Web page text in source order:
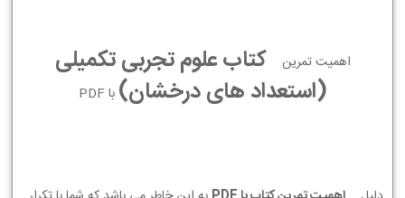
اهمیت تمرین
کتاب علوم تجربی تکمیلی
(استعداد های درخشان) با PDF